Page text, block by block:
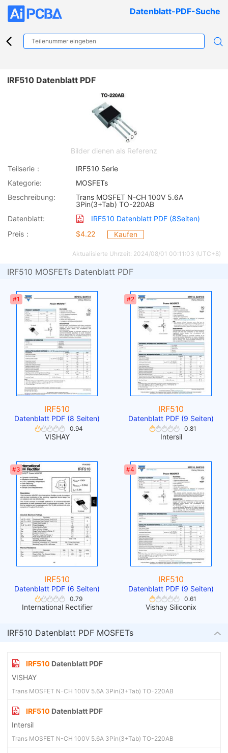
Datenblatt-PDF-Suche
IRF510 Datenblatt PDF
Bilder dienen als Referenz
Teilserie：
IRF510 Serie
Kategorie:
MOSFETs
Beschreibung:
Trans MOSFET N-CH 100V 5.6A
3Pin(3+Tab) TO-220AB
Datenblatt:
IRF510 Datenblatt PDF (8Seiten)
Preis：
$4.22 Kaufen
Aktualisierte Uhrzeit: 2024/08/01 00:11:03 (UTC+8)
IRF510 MOSFETs Datenblatt PDF
#1
IRF510
Datenblatt PDF (8 Seiten)
0.94
VISHAY
#2
IRF510
Datenblatt PDF (9 Seiten)
0.81
Intersil
#3
IRF510
Datenblatt PDF (6 Seiten)
0.79
International Rectifier
#4
IRF510
Datenblatt PDF (9 Seiten)
0.61
Vishay Siliconix
IRF510 Datenblatt PDF MOSFETs
IRF510 Datenblatt PDF
VISHAY
Trans MOSFET N-CH 100V 5.6A 3Pin(3+Tab) TO-220AB
IRF510 Datenblatt PDF
Intersil
Trans MOSFET N-CH 100V 5.6A 3Pin(3+Tab) TO-220AB